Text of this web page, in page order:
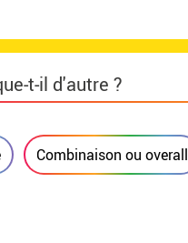
t-il d'autre ?
Combinaison ou overall